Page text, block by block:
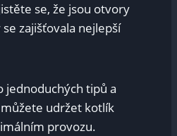
se, že jsou otvory
zajišťovala nejlepší
jednoduchých tipů a
udržet kotlík
provozu.